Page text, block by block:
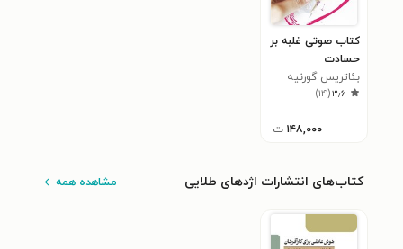
کتاب صوتی غلبه بر
حسادت
بئاتریس گورنیه
۳٫۶(۱۴)
۱۴۸,۰۰۰ ت
کتاب‌های انتشارات اژدهای طلایی مشاهده همه